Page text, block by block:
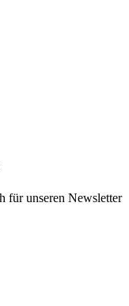
für unseren Newsletter